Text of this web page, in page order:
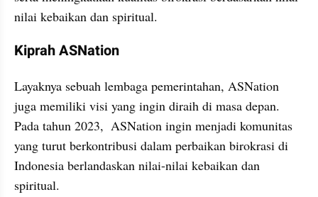
nilai kebaikan dan spiritual.
Kiprah ASNation
Layaknya sebuah lembaga pemerintahan, ASNation
juga memiliki visi yang ingin diraih di masa depan.
Pada tahun 2023,  ASNation ingin menjadi komunitas
yang turut berkontribusi dalam perbaikan birokrasi di
Indonesia berlandaskan nilai-nilai kebaikan dan
spiritual.